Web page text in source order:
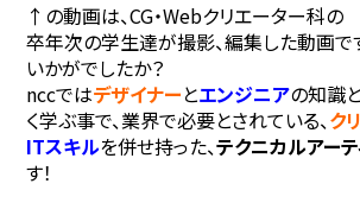
↑の動画は、CG・Webクリエーター科の
卒年次の学生達が撮影、編集した動画で
いかがでしたか？
nccではデザイナーとエンジニアの知識
く学ぶ事で、業界で必要とされている、ク
ITスキルを併せ持った、テクニカルアーテ
す！